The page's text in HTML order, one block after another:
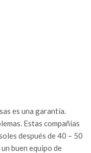
es una garantía.
Estas compañías
después de 40 – 50
buen equipo de